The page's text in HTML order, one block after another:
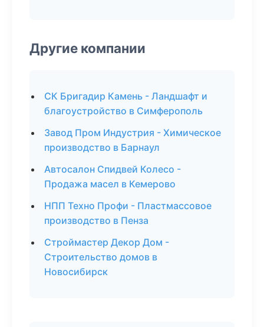
Другие компании
СК Бригадир Камень - Ландшафт и
благоустройство в Симферополь
Завод Пром Индустрия - Химическое
производство в Барнаул
Автосалон Спидвей Колесо -
Продажа масел в Кемерово
НПП Техно Профи - Пластмассовое
производство в Пенза
Строймастер Декор Дом -
Строительство домов в
Новосибирск